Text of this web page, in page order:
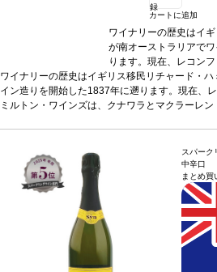
録
カートに追加
ワイナリーの歴史はイ
が南オーストラリアで
ります。現在、レコン
ン・ワインズは、クナ
ーストラリアワインの
的でフレッシュ、力強
味。リキュールが添加
テイスティ
魅力的でフレッシュ、
れいにバランスの取れ
ッドワイン。生き生き
を示し、後味では柔ら
合う料理よく冷やして
のものを楽しんだり、
わせて。ビーツなどア
ワインメーカーのコメン
ーズは、上質で優雅な
ークで熟成される。第
れ、ワインにはリキュ
ーミーな風味を与える
2%はヴィンテージのポ
これがワインに複雑さを
バックグラウンドイン
クナワラのエステート
ドニー・ハミルトンが
年間、レコンフィール
が求めているハイクオ
ワイナリーの歴史はイギリス移民リチャード・
イン造りを開始した1837年に遡ります。現在、
ミルトン・ワインズは、クナワラとマクラーレ
ーの含みを示し、柔らかくクリーンな酸味の後
リーミーな風味を与えています。
テイスティン
力的でフレッシュ、力強いラズベリーの香りを
クリーミーなスパークリングレッドワイン。生
の含みを示し、後味では柔らかくクリーンな酸味
熟成ポテンシャル 若々しくフレッシュな時に最も
ワインメーカーのコメント
フレッシュなクナワ
イルのワインとして造られ、オークで熟成され
が生まれ、ワインにはリキュールが添加されて
える。添加されているリキュールのうち2%はヴ
ンドしており、これがワインに複雑さを与えてい
バックグラウンドインフォメーション:
レコンフ
は、先駆者であり醸造家でもあるシドニー・ハ
立から30年間、レコンフィールドは、革新に取
イクオリティなワインを毎年産みだしている。
スパーク
中辛口
まとめ買